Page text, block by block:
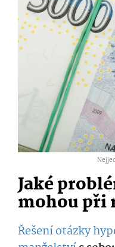
Jaké
mohou při
Řešení otázky